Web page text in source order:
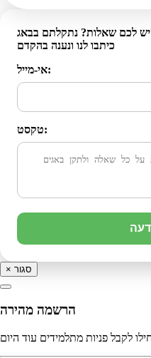
כיתבו לנו ונענה בהקדם
אי-מייל:
טקסט:
× סגור
הרשמה מהירה